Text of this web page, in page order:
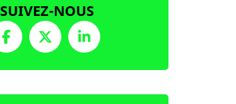
SUIVEZ-NOUS